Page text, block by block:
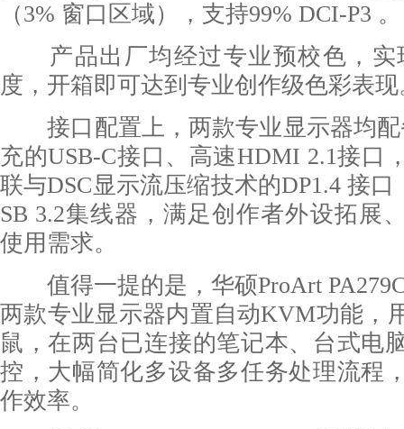
（3% 窗口区域），支持99% DCI-P3 。
产品出厂均经过专业预校色，实
度，开箱即可达到专业创作级色彩表现
接口配置上，两款专业显示器均配
充的USB-C接口、高速HDMI 2.1接口
联与DSC显示流压缩技术的DP1.4 接
SB 3.2集线器，满足创作者外设拓展
使用需求。
值得一提的是，华硕ProArt
两款专业显示器内置自动KVM功能，
鼠，在两台已连接的笔记本、台式电
控，大幅简化多设备多任务处理流程
作效率。